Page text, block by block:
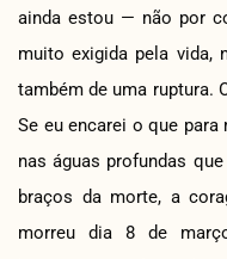
ainda estou — não por
muito exigida pela vida,
também de uma ruptura.
Se eu encarei o que
nas águas profundas
braços da morte, a
morreu dia 8 de